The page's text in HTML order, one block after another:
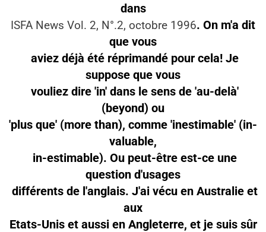
dans
ISFA News Vol. 2, N°.2, octobre 1996. On m'a dit
que vous
aviez déjà été réprimandé pour cela! Je
suppose que vous
vouliez dire 'in' dans le sens de 'au-delà'
(beyond) ou
'plus que' (more than), comme 'inestimable' (in-
valuable,
in-estimable). Ou peut-être est-ce une
question d'usages
différents de l'anglais. J'ai vécu en Australie et
aux
Etats-Unis et aussi en Angleterre, et je suis sûr